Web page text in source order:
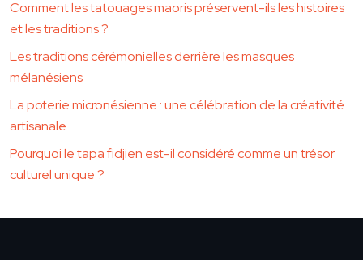
Comment les tatouages maoris préservent-ils les histoires
et les traditions ?
Les traditions cérémonielles derrière les masques
mélanésiens
La poterie micronésienne : une célébration de la créativité
artisanale
Pourquoi le tapa fidjien est-il considéré comme un trésor
culturel unique ?